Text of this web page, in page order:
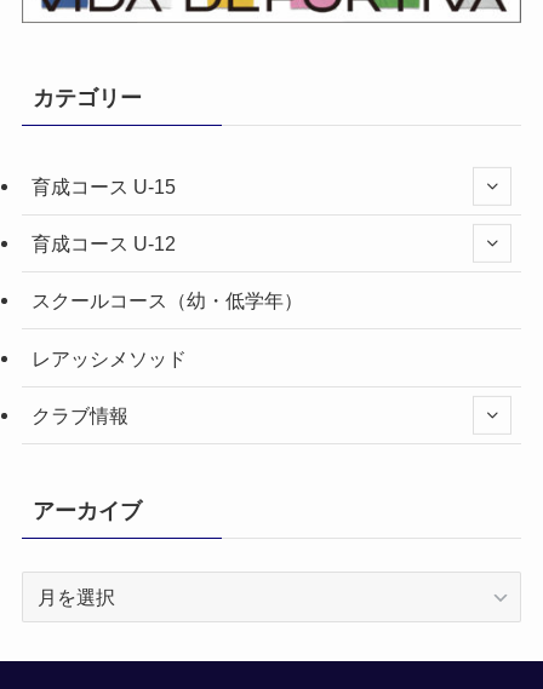
カテゴリー
育成コース U-15
育成コース U-12
スクールコース（幼・低学年）
レアッシメソッド
クラブ情報
アーカイブ